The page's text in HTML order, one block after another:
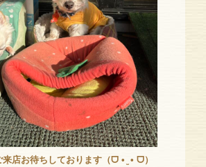
店お待ちしております（ᗜ • ̫ • ᗜ）